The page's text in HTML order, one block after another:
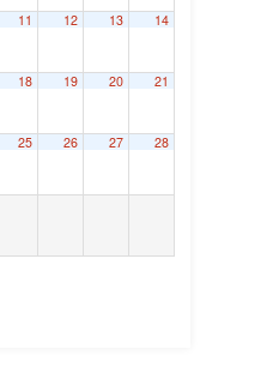
11 12 13 14
18 19 20 21
25 26 27 28